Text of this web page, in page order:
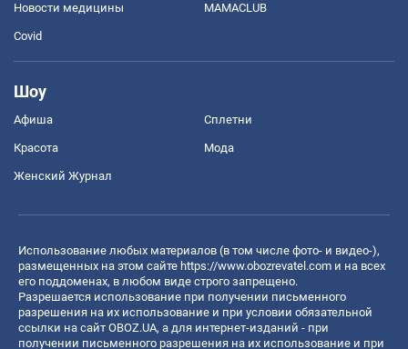
Новости медицины MAMACLUB
Covid
Шоу
Афиша Сплетни
Красота Мода
Женский Журнал
Использование любых материалов (в том числе фото- и видео-),
размещенных на этом сайте https://www.obozrevatel.com и на всех
его поддоменах, в любом виде строго запрещено.
Разрешается использование при получении письменного
разрешения на их использование и при условии обязательной
ссылки на сайт OBOZ.UA, а для интернет-изданий - при
получении письменного разрешения на их использование и при